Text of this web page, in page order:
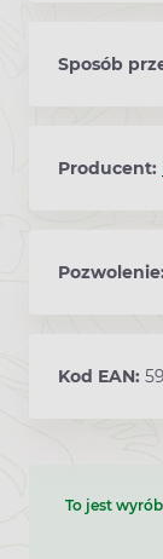
Sposób
Producent:
Pozwolenie:
Kod EAN:
To jest